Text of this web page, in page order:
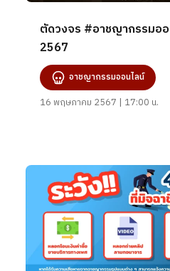
ตัดวงจร #อาชญากรรมอ
2567
อาชญากรรมออนไลน์
16 พฤษภาคม 2567 | 17:00 น.